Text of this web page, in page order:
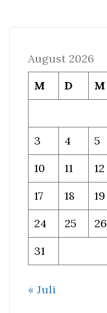
August 2026
M
D M
3
4 5
10
11 12
17
18 19
24
25 26
31
« Juli